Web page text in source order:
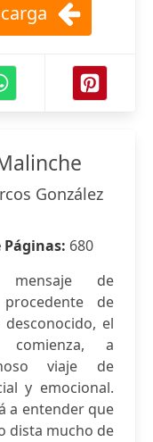
González
680
de
de
el
comienza, a
viaje de
y emocional.
a entender que
dista mucho de